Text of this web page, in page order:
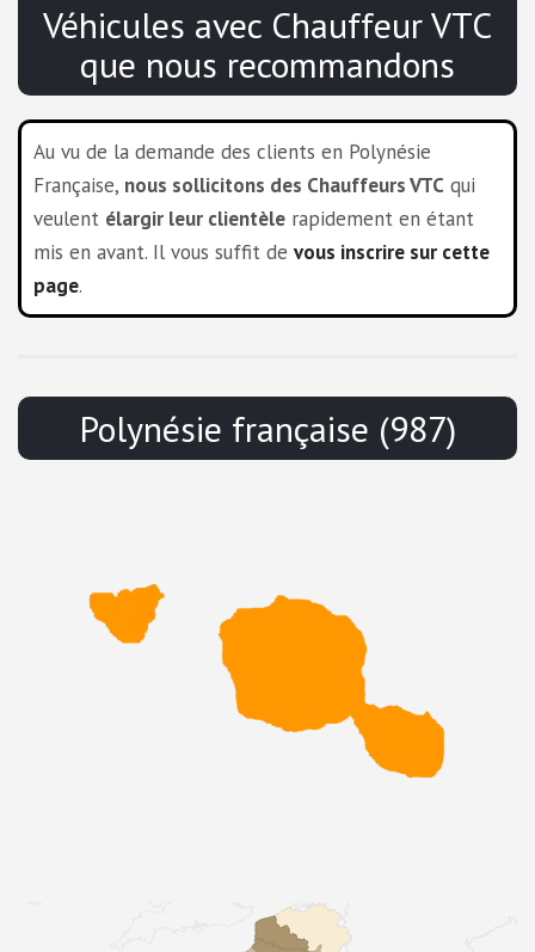
Véhicules avec Chauffeur VTC
que nous recommandons
Au vu de la demande des clients en Polynésie
Française, nous sollicitons des Chauffeurs VTC qui
veulent élargir leur clientèle rapidement en étant
mis en avant. Il vous suffit de vous inscrire sur cette
page.
Polynésie française (987)